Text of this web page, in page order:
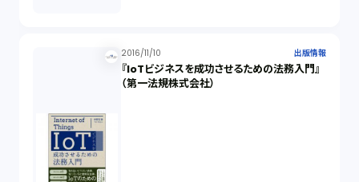
2016/11/10 出版情報
『IoTビジネスを成功させるための法務入門』
（第一法規株式会社）